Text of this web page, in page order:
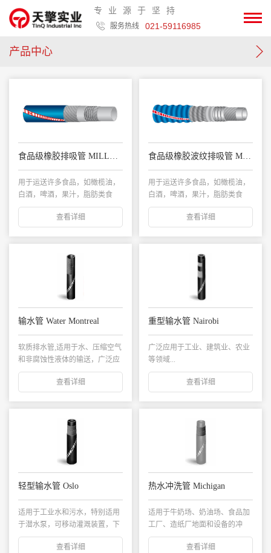
专业源于坚持
服务热线 021-59116985
产品中心
食品级橡胶排吸管 MILLENNIUM LL
用于运送许多食品，如橄榄油，
白酒，啤酒，果汁，脂肪类食
品，牛奶和高达96...
查看详细
食品级橡胶波纹排吸管 MILLENNIUM EASY
用于运送许多食品，如橄榄油，
白酒，啤酒，果汁，脂肪类食
品，牛奶和高达96...
查看详细
输水管 Water Montreal
软质排水管,适用于水、压缩空气
和非腐蚀性液体的输送，广泛应
用于工业、建筑...
查看详细
重型输水管 Nairobi
广泛应用于工业、建筑业、农业
等领域...
查看详细
轻型输水管 Oslo
适用于工业水和污水，特别适用
于潜水泵，可移动灌溉装置，下
水道清理等。...
查看详细
热水冲洗管 Michigan
适用于牛奶场、奶油场、食品加
工厂、造纸厂地面和设备的冲
洗；也适用于户外冲...
查看详细